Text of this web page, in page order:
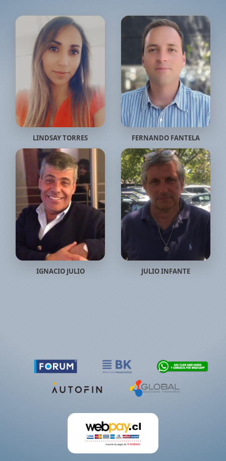
LINDSAY TORRES FERNANDO FANTELA
IGNACIO JULIO JULIO INFANTE